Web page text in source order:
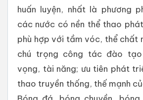
huấn luyện, nhất là phương
các nước có nền thể thao
phù hợp với tầm vóc, thể chất
chú trọng công tác đào
vọng, tài năng; ưu tiên phát
thao truyền thống, thế mạnh